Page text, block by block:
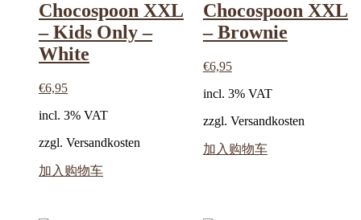
Chocospoon XXL
– Kids Only –
White
€6,95
incl. 3% VAT
zzgl. Versandkosten
加入购物车
Chocospoon XXL
– Brownie
€6,95
incl. 3% VAT
zzgl. Versandkosten
加入购物车